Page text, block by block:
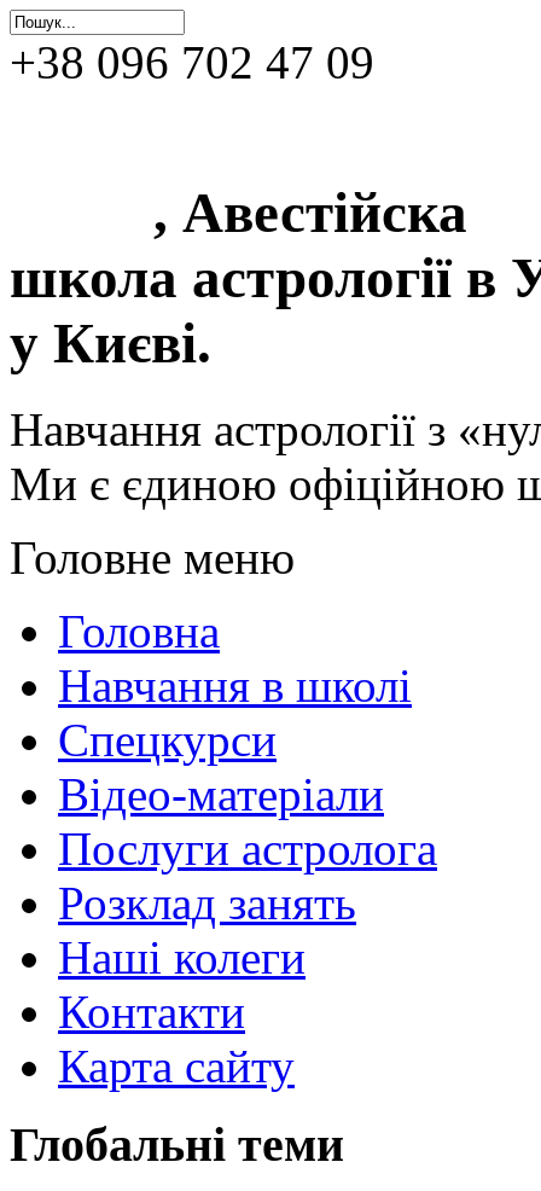
+38 096 702 47 09
, Авестійска
школа астрології в
у Києві.
Навчання астрології з
Ми є єдиною офіційною
Головне меню
Головна
Навчання в школі
Спецкурси
Відео-матеріали
Послуги астролога
Розклад занять
Наші колеги
Контакти
Карта сайту
Глобальні теми